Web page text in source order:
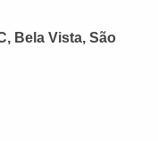
Bela Vista, São